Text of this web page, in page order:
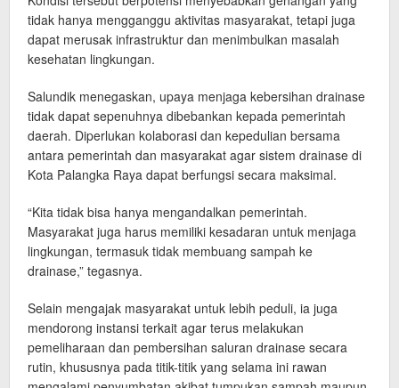
tidak hanya mengganggu aktivitas masyarakat, tetapi juga
dapat merusak infrastruktur dan menimbulkan masalah
kesehatan lingkungan.
Salundik menegaskan, upaya menjaga kebersihan drainase
tidak dapat sepenuhnya dibebankan kepada pemerintah
daerah. Diperlukan kolaborasi dan kepedulian bersama
antara pemerintah dan masyarakat agar sistem drainase di
Kota Palangka Raya dapat berfungsi secara maksimal.
“Kita tidak bisa hanya mengandalkan pemerintah.
Masyarakat juga harus memiliki kesadaran untuk menjaga
lingkungan, termasuk tidak membuang sampah ke
drainase,” tegasnya.
Selain mengajak masyarakat untuk lebih peduli, ia juga
mendorong instansi terkait agar terus melakukan
pemeliharaan dan pembersihan saluran drainase secara
rutin, khususnya pada titik-titik yang selama ini rawan